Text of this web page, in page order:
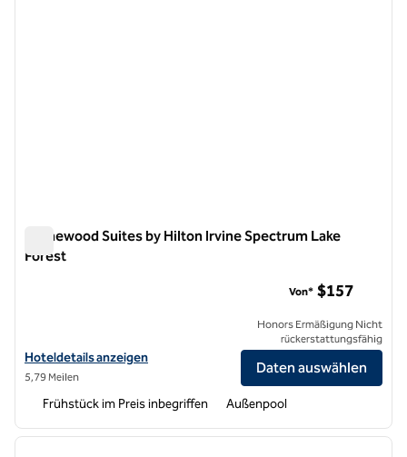
Homewood Suites by Hilton Irvine Spectrum Lake
Forest
Hoteldetails für Homewood Suites by Hilton Irvine Spectrum Lake
Hoteldetails anzeigen
5,79 Meilen
Von* $157
Honors Ermäßigung Nicht
rückerstattungsfähig
Daten auswählen
Frühstück im Preis inbegriffen Außenpool
1 von 12